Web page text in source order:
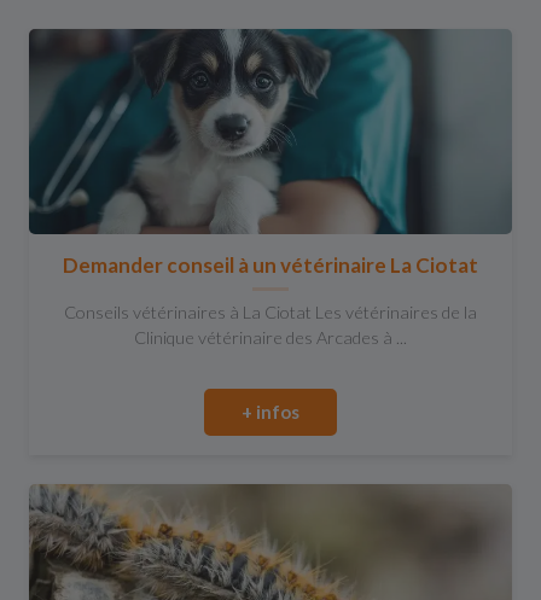
Demander conseil à un vétérinaire La Ciotat
Conseils vétérinaires à La Ciotat Les vétérinaires de la
Clinique vétérinaire des Arcades à ...
+ infos